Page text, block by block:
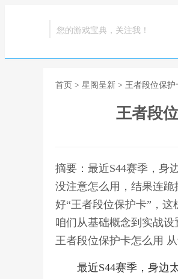
您的游戏宝典，关注我！
首页 > 星阁呈新 > 王者段位保
王者段
摘要：最近S44赛季，身
没注意怎么用，结果连
好“王者段位保护卡”，这
咱们从基础概念到实战
王者段位保护卡怎么用
最近S44赛季，身边